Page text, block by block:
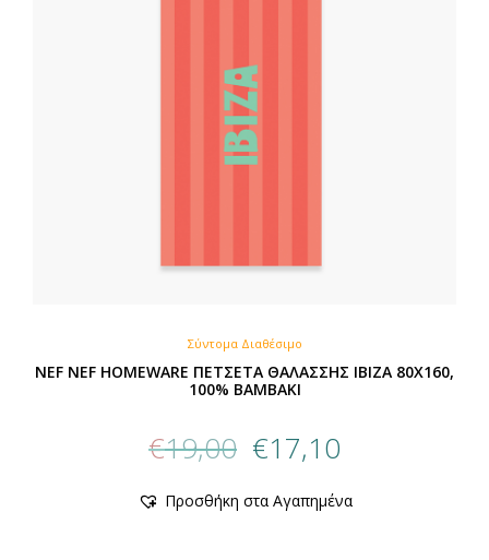
Σύντομα Διαθέσιμο
NEF NEF HOMEWARE ΠΕΤΣΕΤΑ ΘΑΛΑΣΣΗΣ IBIZA 80X160,
100% BAMBAKI
€19,00
price
€19,00.
€17,10
είναι:
Προσθήκη στα Αγαπημένα